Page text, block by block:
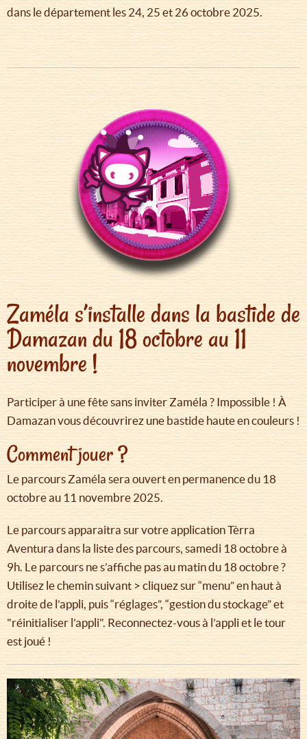
dans le département les 24, 25 et 26 octobre 2025.
Zaméla s’installe dans la bastide de
Damazan du 18 octobre au 11
novembre !
Participer à une fête sans inviter Zaméla ? Impossible ! À
Damazan vous découvrirez une bastide haute en couleurs !
Comment jouer ?
Le parcours Zaméla sera ouvert en permanence du 18
octobre au 11 novembre 2025.
Le parcours apparaitra sur votre application Tèrra
Aventura dans la liste des parcours, samedi 18 octobre à
9h. Le parcours ne s’affiche pas au matin du 18 octobre ?
Utilisez le chemin suivant > cliquez sur “menu” en haut à
droite de l’appli, puis “réglages”, “gestion du stockage” et
"réinitialiser l’appli". Reconnectez-vous à l’appli et le tour
est joué !